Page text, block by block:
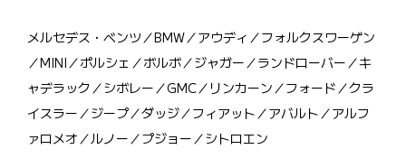
メルセデス・ベンツ／BMW／アウディ／フォルクスワーゲン
／MINI／ポルシェ／ボルボ／ジャガー／ランドローバー／キ
ャデラック／シボレー／GMC／リンカーン／フォード／クラ
イスラー／ジープ／ダッジ／フィアット／アバルト／アルフ
ァロメオ／ルノー／プジョー／シトロエン